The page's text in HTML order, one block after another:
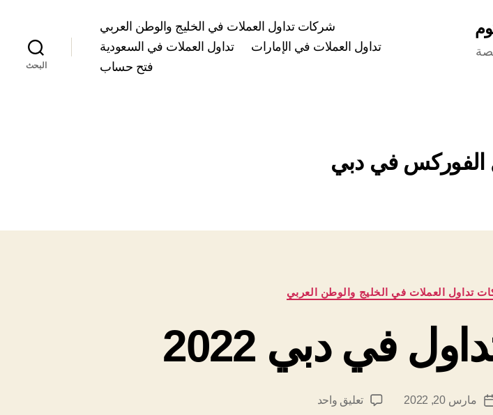
شركات تداول العملات في الخليج والوطن العربي
تداول العملات في الإمارات
تداول العملات في السعودية
فتح حساب
البحث
الفوركس في دبي
التصنيفات
تداول العملات في الخليج والوطن العربي
في دبي 2022
تاريخمارس 20, 2022 تعليق واحد